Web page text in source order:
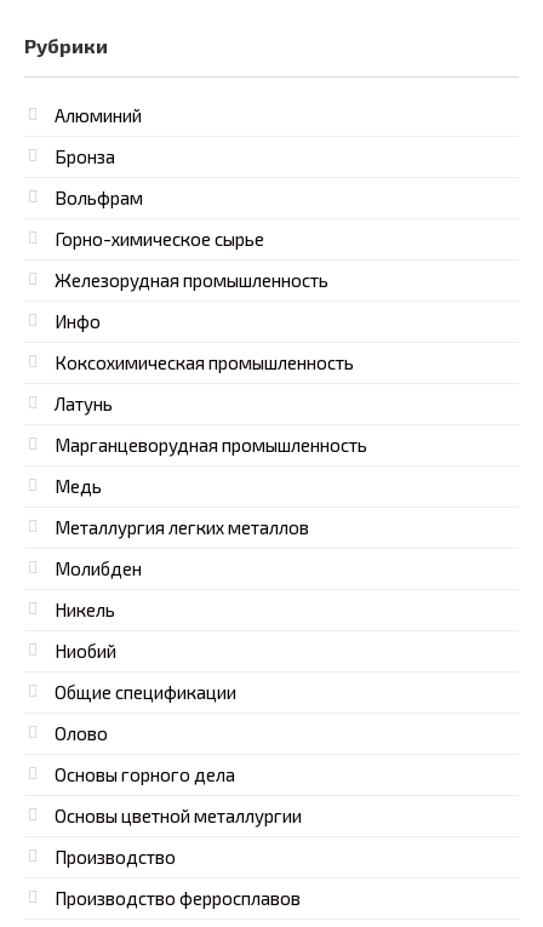
Рубрики
Алюминий
Бронза
Вольфрам
Горно-химическое сырье
Железорудная промышленность
Инфо
Коксохимическая промышленность
Латунь
Марганцеворудная промышленность
Медь
Металлургия легких металлов
Молибден
Никель
Ниобий
Общие спецификации
Олово
Основы горного дела
Основы цветной металлургии
Производство
Производство ферросплавов